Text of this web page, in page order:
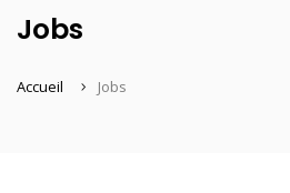
Jobs
Accueil Jobs